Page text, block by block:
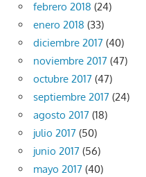
febrero 2018 (24)
enero 2018 (33)
diciembre 2017 (40)
noviembre 2017 (47)
octubre 2017 (47)
septiembre 2017 (24)
agosto 2017 (18)
julio 2017 (50)
junio 2017 (56)
mayo 2017 (40)